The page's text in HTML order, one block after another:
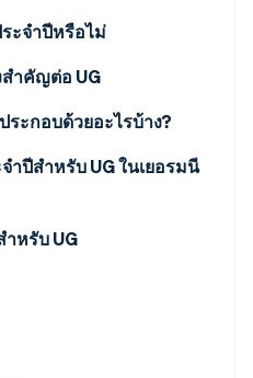
ระจำปีหรือไม่
สำคัญต่อ UG
ระกอบด้วยอะไรบ้าง?
ำปีสำหรับ UG ในเยอรมนี
ำหรับ UG